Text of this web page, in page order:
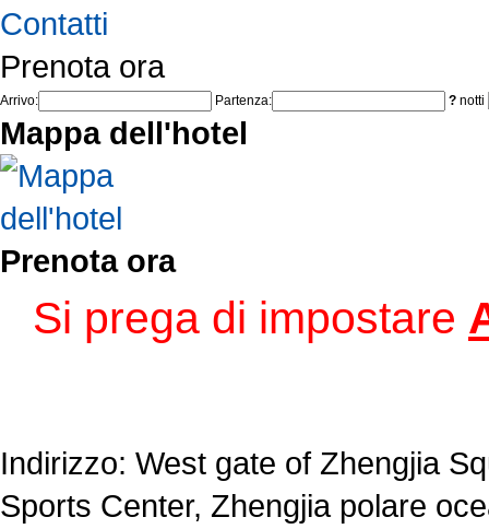
Contatti
Prenota ora
Arrivo: Partenza: ? notti
Mappa dell'hotel
Prenota ora
Si prega di impostare
Indirizzo: West gate of Zhengjia
Sports Center, Zhengjia polare